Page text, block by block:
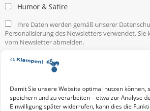
Damit Sie unsere Website optimal nutzen
speichern und zu verarbeiten – etwa zur Analyse
Einwilligung später widerrufen, kann dies die
Humor & Satire
Ihre Daten werden gemäß unserer
Personalisierung des Newsletters verwendet. Sie
vom Newsletter abmelden.
Service & Infos
Presseservice
Infos zur Manuskripteinreichung
Praktikumsstellen